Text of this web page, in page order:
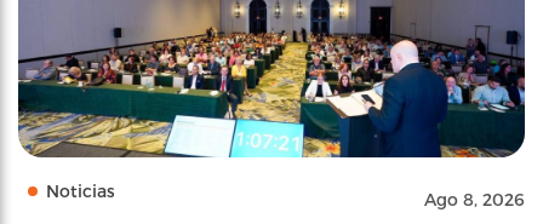
Noticias Ago 8, 2026